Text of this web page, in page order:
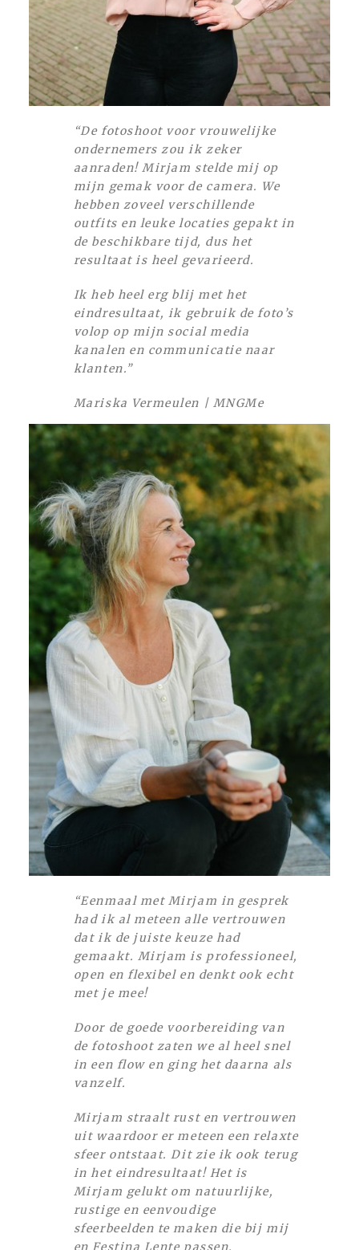
“De fotoshoot voor vrouwelijke
ondernemers zou ik zeker
aanraden! Mirjam stelde mij op
mijn gemak voor de camera. We
hebben zoveel verschillende
outfits en leuke locaties gepakt in
de beschikbare tijd, dus het
resultaat is heel gevarieerd.
Ik heb heel erg blij met het
eindresultaat, ik gebruik de foto’s
volop op mijn social media
kanalen en communicatie naar
klanten.”
Mariska Vermeulen | MNGMe
“Eenmaal met Mirjam in gesprek
had ik al meteen alle vertrouwen
dat ik de juiste keuze had
gemaakt. Mirjam is professioneel,
open en flexibel en denkt ook echt
met je mee!
Door de goede voorbereiding van
de fotoshoot zaten we al heel snel
in een flow en ging het daarna als
vanzelf.
Mirjam straalt rust en vertrouwen
uit waardoor er meteen een relaxte
sfeer ontstaat. Dit zie ik ook terug
in het eindresultaat! Het is
Mirjam gelukt om natuurlijke,
rustige en eenvoudige
sfeerbeelden te maken die bij mij
en Festina Lente passen.